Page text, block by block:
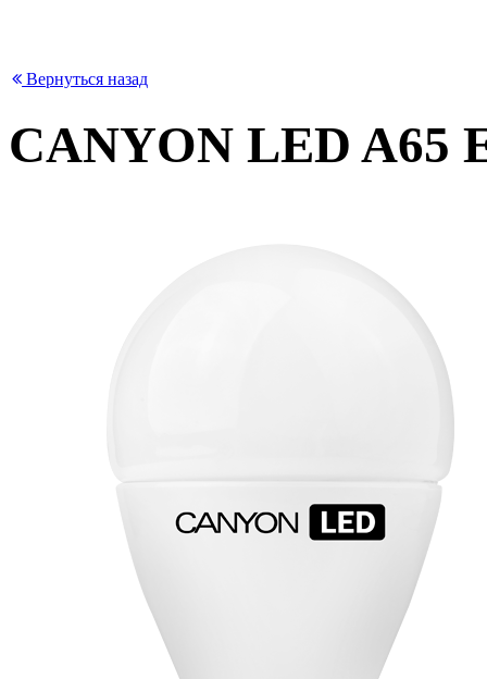
Вернуться назад
CANYON LED A65